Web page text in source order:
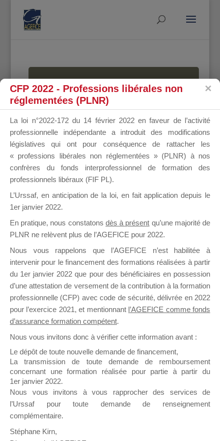
MALLETTE
DU
DIRIGEANT
Groupe Public
il y a un mois
Ce groupe est destiné aux Organismes de
Formation qui souhaitent répondre à l’Appel à
Propositions Mallette du Dirigeant.
sur lequel il est possible de laisser un message
ou poser une question.
NB : Il est nécessaire d’être
pouvoir rejoindre ce groupe
CFP 2022 - Professions libérales non
réglementées (PLNR)
La loi n°2022-172 du 14 février 2022 en faveur de l’activité
professionnelle indépendante a introduit des modifications
législatives qui ont pour conséquence de rattacher les
« professions libérales non réglementées » (PLNR) à nos
confrères du fonds interprofessionnel de formation des
professionnels libéraux (FIF PL).
L’Urssaf, en anticipation de la loi, en fait application depuis le
1er janvier 2022.
En pratique, nous constatons dès à présent qu’une majorité de
PLNR ne relèvent plus de l’AGEFICE pour 2022.
Nous vous rappelons que l’AGEFICE n’est habilitée à
intervenir pour le financement des formations réalisées à partir
du 1er janvier 2022 que pour des bénéficiaires en possession
d’une attestation de versement de la contribution à la formation
professionnelle (CFP) avec code de sécurité, délivrée en 2022
pour l’exercice 2021, et mentionnant l’AGEFICE comme fonds
d’assurance formation compétent.
Nous vous invitons donc à vérifier cette information avant :
Le dépôt de toute nouvelle demande de financement,
La transmission de toute demande de remboursement
concernant une formation réalisée pour partie à partir du
1er janvier 2022.
Nous vous invitons à vous rapprocher des services de
l’Urssaf pour toute demande de renseignement
complémentaire.
Stéphane Kirn,